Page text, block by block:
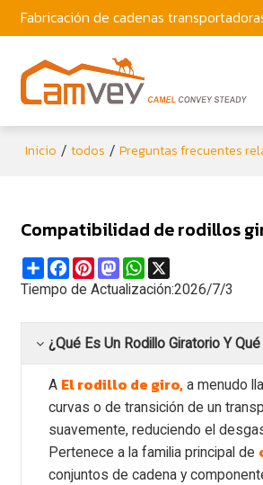
Fabricación de cadenas
Inicio / todos / Preguntas frecuentes
Compatibilidad de rodillos
ShareFacebook
Pinterest
MastodonWhatsApp
Tiempo de Actualización:2026/7/3
¿Qué Es Un Rodillo Giratorio Y
A El rodillo de giro, a menudo
curvas o de transición de un
suavemente, reduciendo el
Pertenece a la familia principal de
conjuntos de cadena y